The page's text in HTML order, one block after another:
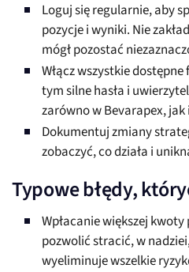
Loguj się regularnie, aby
pozycje i wyniki. Nie
mógł pozostać
Włącz wszystkie
tym silne hasła i
zarówno w Bevarapex,
Dokumentuj zmiany
zobaczyć, co działa i
Typowe błędy,
Wpłacanie większej
pozwolić stracić, w
wyeliminuje wszelkie